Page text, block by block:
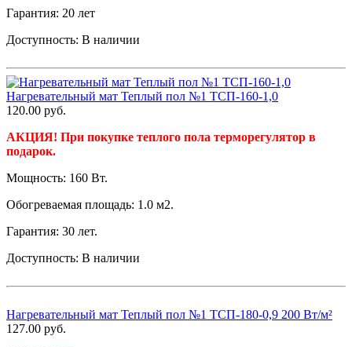
Гарантия: 20 лет
Доступность: В наличии
Нагревательный мат Теплый пол №1 ТСП-160-1,0
120.00 руб.
АКЦИЯ! При покупке теплого пола терморегулятор в
подарок.
Мощность: 160 Вт.
Обогреваемая площадь: 1.0 м2.
Гарантия: 30 лет.
Доступность: В наличии
Нагревательный мат Теплый пол №1 ТСП-180-0,9 200 Вт/м²
127.00 руб.